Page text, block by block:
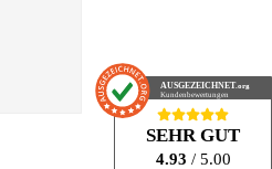
AUSGEZEICHNET.org
Kundenbewertungen
SEHR GUT
4.93 / 5.00